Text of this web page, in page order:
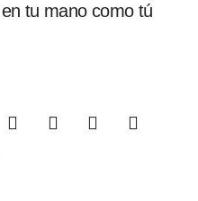
tu mano como tú